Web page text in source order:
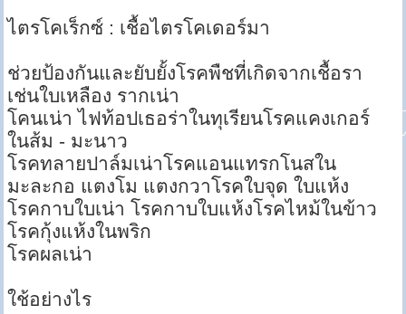
ไตรโคเร็กซ์ : เชื้อไตรโคเดอร์มา
ช่วยป้องกันและยับยั้งโรคพืชที่เกิดจากเชื้อรา
เช่นใบเหลือง รากเน่า
โคนเน่า ไฟท้อปเธอร่าในทุเรียนโรคแคงเกอร์
ในส้ม - มะนาว
โรคทลายปาล์มเน่าโรคแอนแทรกโนสใน
มะละกอ แตงโม แตงกวาโรคใบจุด ใบแห้ง
โรคกาบใบเน่า โรคกาบใบแห้งโรคไหม้ในข้าว
โรคกุ้งแห้งในพริก
โรคผลเน่า
ใช้อย่างไร